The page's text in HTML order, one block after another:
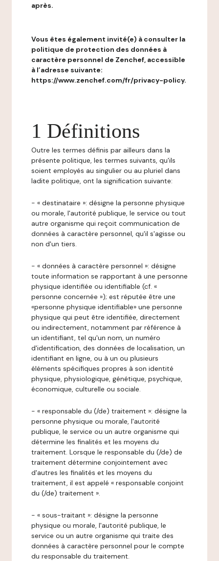
après.
Vous êtes également invité(e) à consulter la
politique de protection des données à
caractère personnel de Zenchef, accessible
à l’adresse suivante:
https://www.zenchef.com/fr/privacy-policy.
1 Définitions
Outre les termes définis par ailleurs dans la
présente politique, les termes suivants, qu'ils
soient employés au singulier ou au pluriel dans
ladite politique, ont la signification suivante:
- « destinataire »: désigne la personne physique
ou morale, l'autorité publique, le service ou tout
autre organisme qui reçoit communication de
données à caractère personnel, qu'il s'agisse ou
non d'un tiers.
- « données à caractère personnel »: désigne
toute information se rapportant à une personne
physique identifiée ou identifiable (cf. «
personne concernée »); est réputée être une
«personne physique identifiable» une personne
physique qui peut être identifiée, directement
ou indirectement, notamment par référence à
un identifiant, tel qu'un nom, un numéro
d'identification, des données de localisation, un
identifiant en ligne, ou à un ou plusieurs
éléments spécifiques propres à son identité
physique, physiologique, génétique, psychique,
économique, culturelle ou sociale.
- « responsable du (/de) traitement »: désigne la
personne physique ou morale, l'autorité
publique, le service ou un autre organisme qui
détermine les finalités et les moyens du
traitement. Lorsque le responsable du (/de) de
traitement détermine conjointement avec
d'autres les finalités et les moyens du
traitement, il est appelé « responsable conjoint
du (/de) traitement ».
- « sous-traitant »: désigne la personne
physique ou morale, l'autorité publique, le
service ou un autre organisme qui traite des
données à caractère personnel pour le compte
du responsable du traitement.